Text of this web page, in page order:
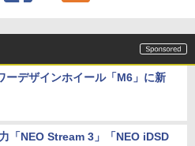
ーデザインホイール「M6」に新
「NEO Stream 3」「NEO iDSD